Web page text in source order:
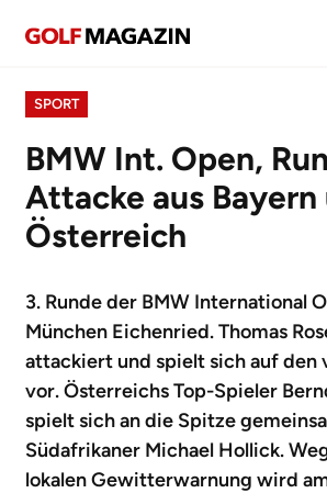
SPORT
BMW Int. Open,
Attacke aus Bayern
Österreich
3. Runde der BMW International
München Eichenried. Thomas
attackiert und spielt sich auf den
vor. Österreichs Top-Spieler
spielt sich an die Spitze
Südafrikaner Michael Hollick.
lokalen Gewitterwarnung wird